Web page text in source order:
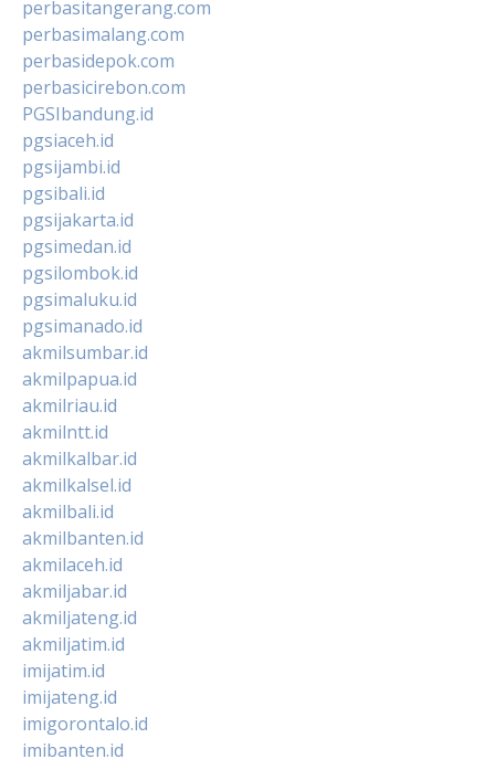
perbasitangerang.com
perbasimalang.com
perbasidepok.com
perbasicirebon.com
PGSIbandung.id
pgsiaceh.id
pgsijambi.id
pgsibali.id
pgsijakarta.id
pgsimedan.id
pgsilombok.id
pgsimaluku.id
pgsimanado.id
akmilsumbar.id
akmilpapua.id
akmilriau.id
akmilntt.id
akmilkalbar.id
akmilkalsel.id
akmilbali.id
akmilbanten.id
akmilaceh.id
akmiljabar.id
akmiljateng.id
akmiljatim.id
imijatim.id
imijateng.id
imigorontalo.id
imibanten.id